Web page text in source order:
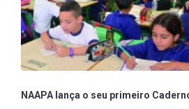
NAAPA lança o seu primeiro